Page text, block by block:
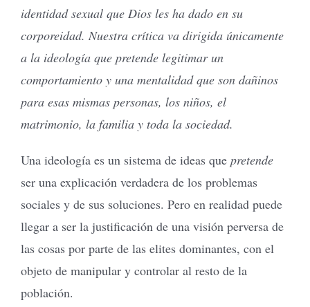
identidad sexual que Dios les ha dado en su
corporeidad. Nuestra crítica va dirigida únicamente
a la ideología que pretende legitimar un
comportamiento y una mentalidad que son dañinos
para esas mismas personas, los niños, el
matrimonio, la familia y toda la sociedad.
Una ideología es un sistema de ideas que pretende
ser una explicación verdadera de los problemas
sociales y de sus soluciones. Pero en realidad puede
llegar a ser la justificación de una visión perversa de
las cosas por parte de las elites dominantes, con el
objeto de manipular y controlar al resto de la
población.